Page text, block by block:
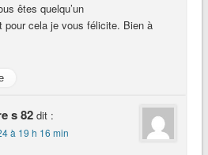
êtes quelqu’un
pour cela je vous félicite. Bien à
s 82 dit :
à 19 h 16 min